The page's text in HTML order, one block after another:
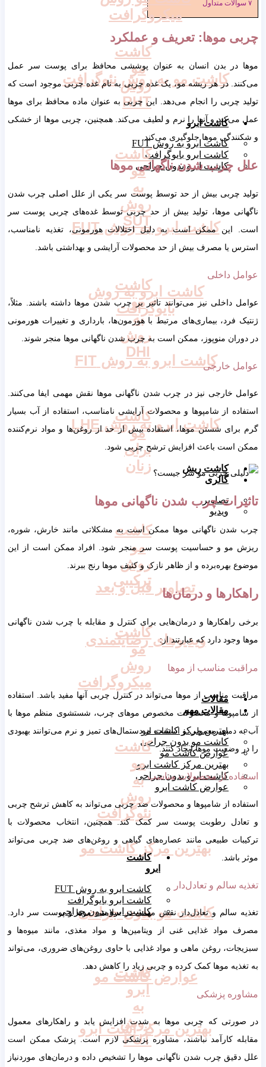
میکروگرافت
کاشت مو به روش نئوگرافت
کاشت ابرو
کاشت ابرو به روش FUT
کاشت ابرو بایوگرافت
کاشت ابرو بدون جراحی
کاشت ابرو به روش FUT
کاشت ابرو به روش
بایوگرافت
کاشت ابرو به روش FIT
کاشت ابرو به روش LHE
کاشت ریش
گالری
تصاویر
ویدیو
تصاویر قبل و بعد
ویدیوهای رضایتمندی
مقالات
مقالات مهم
بهترین مرکز کاشت مو
کاشت مو بدون جراحی
عوارض کاشت مو
بهترین مرکز کاشت ابرو
کاشت ابرو بدون جراحی
عوارض کاشت ابرو
بهترین مرکز کاشت مو
کاشت مو بدون جراحی
عوارض کاشت مو
بهترین مرکز اشت ابرو
کاشت
مو
روش
RHT
کاشت
مو
به
روش
SUT
کاشت
مو
به
روش
DHI
کاشت
مو
برای
زنان
کاشت
مو
روش
ترکیبی
کاشت
مو
روش
میکروگرافت
کاشت
مو
به
روش
نئوگرافت
کاشت
ابرو
کاشت ابرو به روش FUT
کاشت ابرو بایوگرافت
کاشت ابرو بدون جراحی
کاشت
ابرو
به
روش
FUT
۷ سوالات متداول
چربی موها: تعریف و عملکرد
موها در بدن انسان به عنوان پوششی محافظ برای پوست سر عمل
می‌کنند. در هر ریشه مو، یک غده چربی به نام غده چربی موجود است که
تولید چربی را انجام می‌دهد. این چربی به عنوان ماده محافظ برای موها
عمل می‌کند و آنها را نرم و لطیف می‌کند. همچنین، چربی موها از خشکی
و شکنندگی موها جلوگیری می‌کند.
علل چرب شدن ناگهانی موها
تولید چربی بیش از حد توسط پوست سر یکی از علل اصلی چرب شدن
ناگهانی موها، تولید بیش از حد چربی توسط غده‌های چربی پوست سر
است. این ممکن است به دلیل اختلالات هورمونی، تغذیه نامناسب،
استرس یا مصرف بیش از حد محصولات آرایشی و بهداشتی باشد.
عوامل داخلی
عوامل داخلی نیز می‌توانند تاثیر بر چرب شدن موها داشته باشند. مثلاً،
ژنتیک فرد، بیماری‌های مرتبط با هورمون‌ها، بارداری و تغییرات هورمونی
در دوران منوپوز، ممکن است به چرب شدن ناگهانی موها منجر شوند.
عوامل خارجی
عوامل خارجی نیز در چرب شدن ناگهانی موها نقش مهمی ایفا می‌کنند.
استفاده از شامپوها و محصولات آرایشی نامناسب، استفاده از آب بسیار
گرم برای شستن موها، استفاده بیش از حد از روغن‌ها و مواد نرم‌کننده
ممکن است باعث افزایش ترشح چربی شود.
تاثیرات چرب شدن ناگهانی موها
چرب شدن ناگهانی موها ممکن است به مشکلاتی مانند خارش، شوره،
ریزش مو و حساسیت پوست سر منجر شود. افراد ممکن است از این
موضوع بهره‌برده و از ظاهر نازک و کثیف موها رنج ببرند.
راهکارها و درمان‌ها
برخی راهکارها و درمان‌هایی برای کنترل و مقابله با چرب شدن ناگهانی
موها وجود دارد که عبارتند از:
مراقبت مناسب از موها
مراقبت مناسب از موها می‌تواند در کنترل چربی آنها مفید باشد. استفاده
از شامپوها و محصولات مخصوص موهای چرب، شستشوی منظم موها با
آب به دمای معمولی و استفاده از دستمال‌های تمیز و نرم می‌توانند بهبودی
را در وضعیت موها ایجاد کنند.
استفاده از محصولات مناسب
استفاده از شامپوها و محصولات ضد چربی می‌تواند به کاهش ترشح چربی
و تعادل رطوبت پوست سر کمک کند. همچنین، انتخاب محصولات با
ترکیبات طبیعی مانند عصاره‌های گیاهی و روغن‌های ضد چربی می‌تواند
موثر باشد.
تغذیه سالم و تعادل‌دار
تغذیه سالم و تعادل‌دار نقش مهمی در سلامتی موها و پوست سر دارد.
مصرف مواد غذایی غنی از ویتامین‌ها و مواد مغذی، مانند میوه‌ها و
سبزیجات، روغن ماهی و مواد غذایی با حاوی روغن‌های ضروری، می‌تواند
به تغذیه موها کمک کرده و چربی زیاد را کاهش دهد.
مشاوره پزشکی
در صورتی که چربی موها به شدت افزایش یابد و راهکارهای معمول
مقابله کارآمد نباشند، مشاوره پزشکی لازم است. پزشک ممکن است
علل دقیق چرب شدن ناگهانی موها را تشخیص داده و درمان‌های موردنیاز